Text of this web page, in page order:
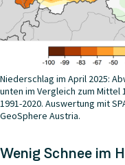
Niederschlag im April 2025:
unten im Vergleich zum Mittel
1991-2020. Auswertung mit
GeoSphere Austria.
Wenig Schnee im